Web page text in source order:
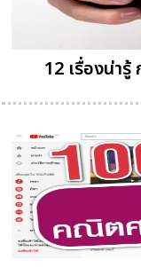
12 เรื่องน่า